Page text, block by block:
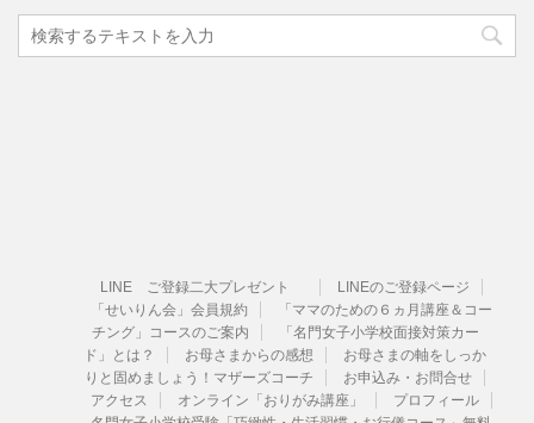
LINE ご登録二大プレゼント
LINEのご登録ページ
「せいりん会」会員規約
「ママのための６ヵ月講座＆コー
チング」コースのご案内
「名門女子小学校面接対策カー
ド」とは？
お母さまからの感想
お母さまの軸をしっか
りと固めましょう！マザーズコーチ
お申込み・お問合せ
アクセス
オンライン「おりがみ講座」
プロフィール